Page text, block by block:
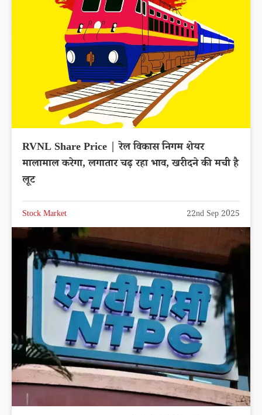
RVNL Share Price | रेल विकास निगम शेयर
मालामाल करेगा, लगातार चढ़ रहा भाव, खरीदने की मची है
लूट
Stock Market 22nd Sep 2025